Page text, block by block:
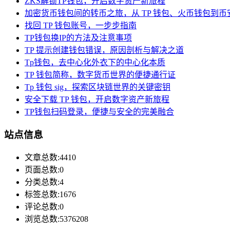
加密货币钱包间的转币之旅，从 TP 钱包、火币钱包到币
找回 TP 钱包账号，一步步指南
TP钱包换IP的方法及注意事项
TP 提示创建钱包错误，原因剖析与解决之道
Tp钱包，去中心化外衣下的中心化本质
TP 钱包简称，数字货币世界的便捷通行证
Tp 钱包 sig，探索区块链世界的关键密钥
安全下载 TP 钱包，开启数字资产新旅程
TP钱包扫码登录，便捷与安全的完美融合
站点信息
文章总数:4410
页面总数:0
分类总数:4
标签总数:1676
评论总数:0
浏览总数:5376208